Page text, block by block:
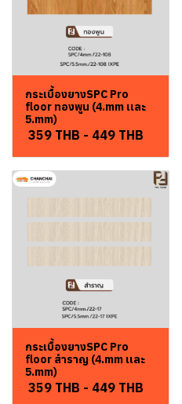
กระเบื้องยางSPC Pro
floor ทองพูน (4.mm เเละ
5.mm)
359 THB - 449 THB
กระเบื้องยางSPC Pro
floor สำราญ (4.mm เเละ
5.mm)
359 THB - 449 THB